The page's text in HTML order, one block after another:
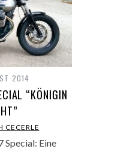
2014
“KÖNIGIN
CECERLE
Eine